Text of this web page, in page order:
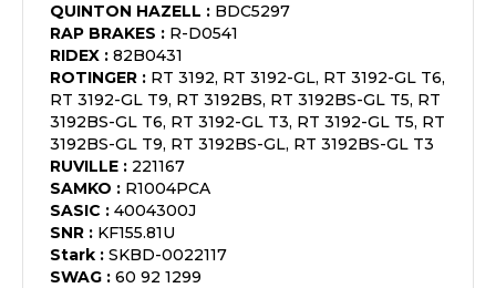
QUINTON HAZELL : BDC5297
RAP BRAKES : R-D0541
RIDEX : 82B0431
ROTINGER : RT 3192, RT 3192-GL, RT 3192-GL T6,
RT 3192-GL T9, RT 3192BS, RT 3192BS-GL T5, RT
3192BS-GL T6, RT 3192-GL T3, RT 3192-GL T5, RT
3192BS-GL T9, RT 3192BS-GL, RT 3192BS-GL T3
RUVILLE : 221167
SAMKO : R1004PCA
SASIC : 4004300J
SNR : KF155.81U
Stark : SKBD-0022117
SWAG : 60 92 1299